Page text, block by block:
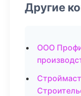
Другие
ООО